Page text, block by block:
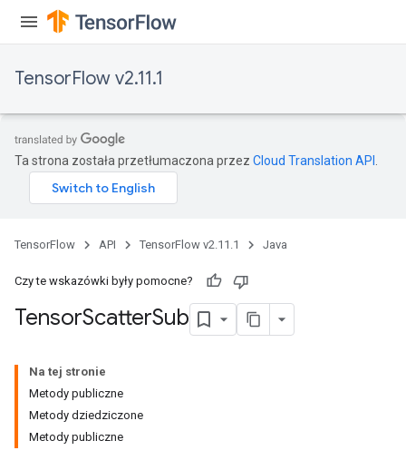
TensorFlow v2.11.1
Ta strona została przetłumaczona przez Cloud Translation API
TensorFlow API TensorFlow v2.11.1 Java
Czy te wskazówki były pomocne?
TensorScatterSub
Na tej stronie
Metody publiczne
Metody dziedziczone
Metody publiczne